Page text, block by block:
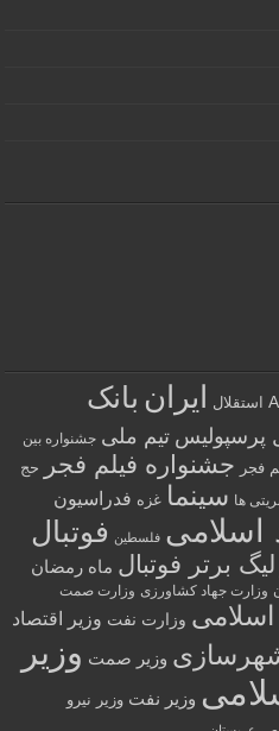
استقلال ایران بانک
پرسپولیس تیم ملی جشنواره بین
فجر جشنواره فیلم فجر
حج
ها سینما غزه فدراسیون
اسلامی فلسطین فوتبال
لیگ برتر فوتبال ماه رمضان
وزارت جهاد کشاورزی وزارت صمت
وزارت نفت وزیر اقتصاد
شهرسازی وزیر صمت وزیر
وزیر نفت وزیر نیرو